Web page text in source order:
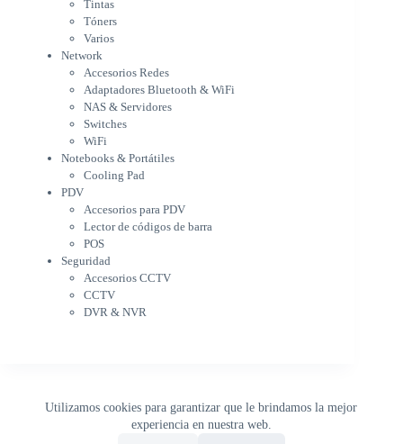
Utilizamos cookies para garantizar que le brindamos la mejor
experiencia en nuestra web.
Adaptadores Bluetooth & WiFi
Switches
WiFi
Notebooks & Portátiles
Cargador para notebook
Cooling Pad
PDV
Accesorios para PDV
Lector de códigos de barra
POS
Seguridad
Accesorios CCTV
CCTV
DVR & NVR
Sin categorizar
Tintas
Tóners
Varios
Network
Accesorios Redes
Adaptadores Bluetooth & WiFi
NAS & Servidores
Switches
WiFi
Notebooks & Portátiles
Cooling Pad
PDV
Accesorios para PDV
Lector de códigos de barra
POS
Seguridad
Accesorios CCTV
CCTV
DVR & NVR